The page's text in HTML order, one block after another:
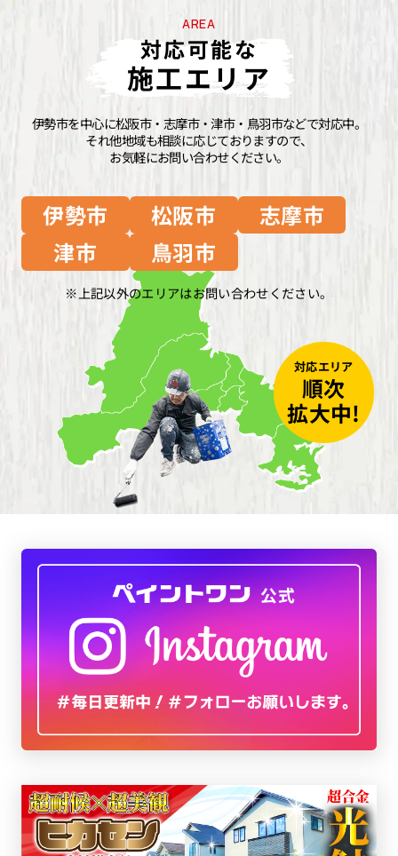
AREA
対応可能な
施工エリア
伊勢市を中心に松阪市・志摩市・津市・鳥羽市などで対応中。
それ他地域も相談に応じておりますので、
お気軽にお問い合わせください。
伊勢市 松阪市
志摩市
津市
鳥羽市
上記以外のエリアはお問い合わせください。
対応エリア
順次
拡大中!